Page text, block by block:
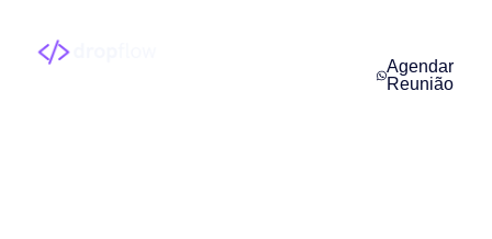
Agendar
Reunião